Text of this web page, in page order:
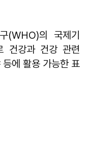
(WHO)의 국제기
건강과 건강 관련
에 활용 가능한 표